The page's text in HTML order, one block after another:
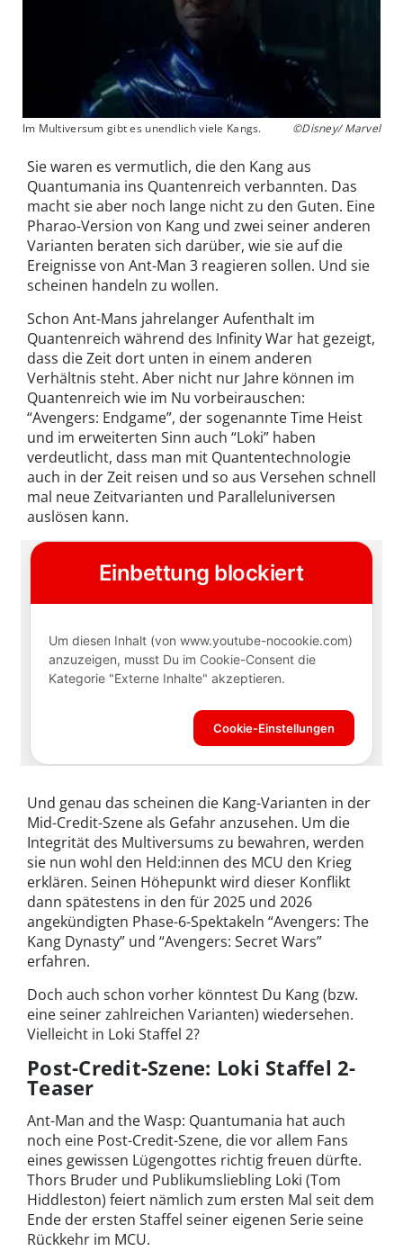
Im Multiversum gibt es unendlich viele Kangs. ©Disney/ Marvel
Sie waren es vermutlich, die den Kang aus
Quantumania ins Quantenreich verbannten. Das
macht sie aber noch lange nicht zu den Guten. Eine
Pharao-Version von Kang und zwei seiner anderen
Varianten beraten sich darüber, wie sie auf die
Ereignisse von Ant-Man 3 reagieren sollen. Und sie
scheinen handeln zu wollen.
Schon Ant-Mans jahrelanger Aufenthalt im
Quantenreich während des Infinity War hat gezeigt,
dass die Zeit dort unten in einem anderen
Verhältnis steht. Aber nicht nur Jahre können im
Quantenreich wie im Nu vorbeirauschen:
“Avengers: Endgame”, der sogenannte Time Heist
und im erweiterten Sinn auch “Loki” haben
verdeutlicht, dass man mit Quantentechnologie
auch in der Zeit reisen und so aus Versehen schnell
mal neue Zeitvarianten und Paralleluniversen
auslösen kann.
Und genau das scheinen die Kang-Varianten in der
Mid-Credit-Szene als Gefahr anzusehen. Um die
Integrität des Multiversums zu bewahren, werden
sie nun wohl den Held:innen des MCU den Krieg
erklären. Seinen Höhepunkt wird dieser Konflikt
dann spätestens in den für 2025 und 2026
angekündigten Phase-6-Spektakeln “Avengers: The
Kang Dynasty” und “Avengers: Secret Wars”
erfahren.
Doch auch schon vorher könntest Du Kang (bzw.
eine seiner zahlreichen Varianten) wiedersehen.
Vielleicht in Loki Staffel 2?
Post-Credit-Szene: Loki Staffel 2-
Teaser
Ant-Man and the Wasp: Quantumania hat auch
noch eine Post-Credit-Szene, die vor allem Fans
eines gewissen Lügengottes richtig freuen dürfte.
Thors Bruder und Publikumsliebling Loki (Tom
Hiddleston) feiert nämlich zum ersten Mal seit dem
Ende der ersten Staffel seiner eigenen Serie seine
Rückkehr im MCU.